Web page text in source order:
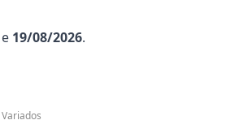
e 19/08/2026.
Variados